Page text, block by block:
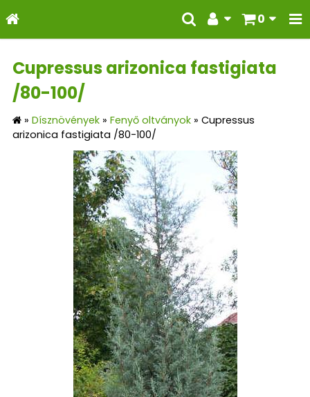
0
Cupressus arizonica fastigiata
/80-100/
» Dísznövények » Fenyő oltványok » Cupressus
arizonica fastigiata /80-100/